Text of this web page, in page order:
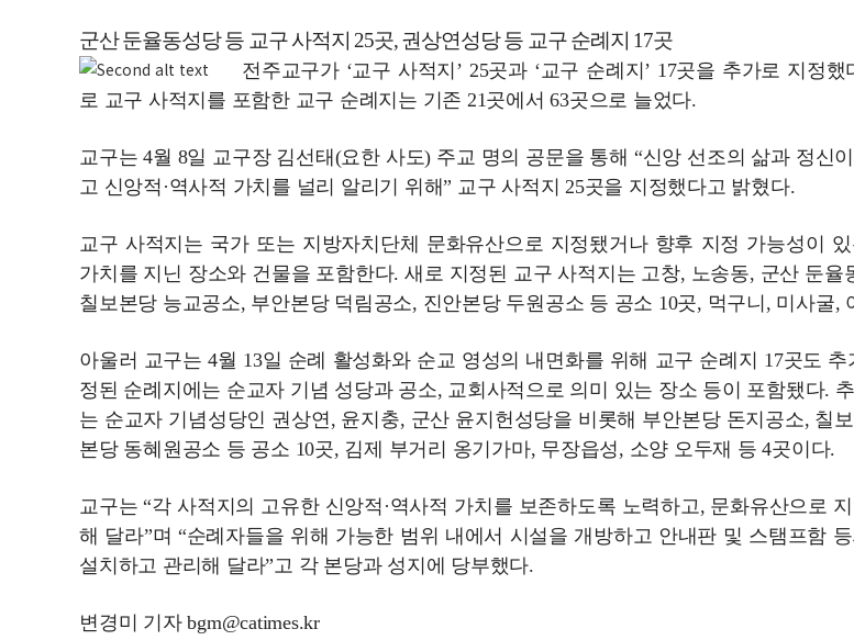
군산 둔율동성당 등 교구 사적지 25곳, 권상연성당 등 교구 순례지 17곳
전주교구가 ‘교구 사적지’ 25곳과 ‘교구 순례지’ 17곳을 추가로 지정
로 교구 사적지를 포함한 교구 순례지는 기존 21곳에서 63곳으로 늘었다.
교구는 4월 8일 교구장 김선태(요한 사도) 주교 명의 공문을 통해 “신앙 선조의 삶과 정신
고 신앙적·역사적 가치를 널리 알리기 위해” 교구 사적지 25곳을 지정했다고 밝혔다.
교구 사적지는 국가 또는 지방자치단체 문화유산으로 지정됐거나 향후 지정 가능성이
가치를 지닌 장소와 건물을 포함한다. 새로 지정된 교구 사적지는 고창, 노송동, 군산 둔율
칠보본당 능교공소, 부안본당 덕림공소, 진안본당 두원공소 등 공소 10곳, 먹구니, 미사굴,
아울러 교구는 4월 13일 순례 활성화와 순교 영성의 내면화를 위해 교구 순례지 17곳도 추
정된 순례지에는 순교자 기념 성당과 공소, 교회사적으로 의미 있는 장소 등이 포함됐다.
는 순교자 기념성당인 권상연, 윤지충, 군산 윤지헌성당을 비롯해 부안본당 돈지공소, 칠
본당 동혜원공소 등 공소 10곳, 김제 부거리 옹기가마, 무장읍성, 소양 오두재 등 4곳이다.
교구는 “각 사적지의 고유한 신앙적·역사적 가치를 보존하도록 노력하고, 문화유산으로
해 달라”며 “순례자들을 위해 가능한 범위 내에서 시설을 개방하고 안내판 및 스탬프함
설치하고 관리해 달라”고 각 본당과 성지에 당부했다.
변경미 기자 bgm@catimes.kr